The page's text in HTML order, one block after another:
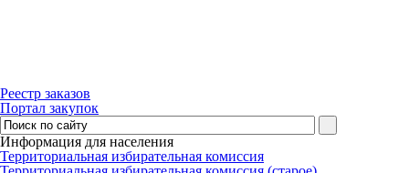
Реестр заказов
Портал закупок
Информация для населения
Территориальная избирательная комиссия